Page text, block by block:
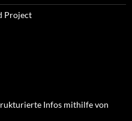
Project
Infos mithilfe von